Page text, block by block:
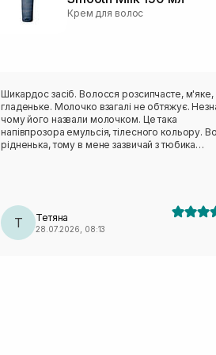
Крем для волос
Шикардос засіб. Волосся розсипчасте, м'яке,
гладеньке. Молочко взагалі не обтяжує.
чому його назвали молочком. Це така
напівпрозора емульсія, тілесного кольору.
рідненька, тому в мене зазвичай з тюбика
баночки, моє волосся не змінить свої
я сто відсотків повторю.
Т Тетяна
28.07.2026, 08:13